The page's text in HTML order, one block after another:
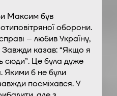
Максим був
оборони.
– любив Україну,
Завжди казав: “Якщо я
сюди”. Це була дуже
б не були
посміхався. У